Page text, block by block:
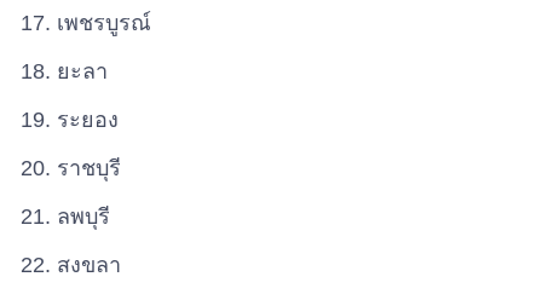
เพชรบูรณ์
ยะลา
ระยอง
ราชบุรี
ลพบุรี
สงขลา